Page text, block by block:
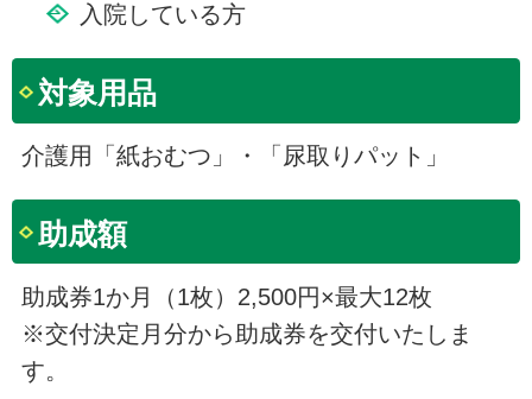
入院している方
対象用品
介護用「紙おむつ」・「尿取りパット」
助成額
助成券1か月（1枚）2,500円×最大12枚
※交付決定月分から助成券を交付いたしま
す。